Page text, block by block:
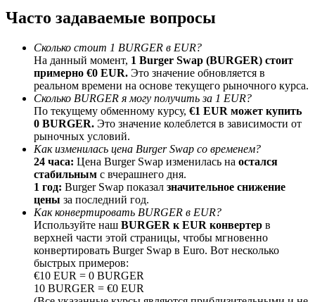
Реферал
Пригласите друга, чтобы получить денежные
вознаграждения
BTC Welcome Rewards
Часто задаваемые вопросы
Сколько стоит 1 BURGER в EUR?
На данный момент, 1 Burger Swap (BURGER) стоит
примерно €0 EUR. Это значение обновляется в
реальном времени на основе текущего рыночного курса.
Сколько BURGER я могу получить за 1 EUR?
По текущему обменному курсу, €1 EUR может купить
0 BURGER. Это значение колеблется в зависимости от
рыночных условий.
Как изменилась цена Burger Swap со временем?
24 часа: Цена Burger Swap изменилась на остался
стабильным с вчерашнего дня.
1 год: Burger Swap показал значительное снижение
цены за последний год.
Как конвертировать BURGER в EUR?
Используйте наш BURGER к EUR конвертер в
верхней части этой страницы, чтобы мгновенно
конвертировать Burger Swap в Euro. Вот несколько
быстрых примеров:
€10 EUR = 0 BURGER
10 BURGER = €0 EUR